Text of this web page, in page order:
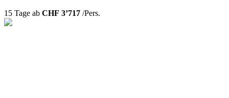
15 Tage ab CHF 3’717 /Pers.